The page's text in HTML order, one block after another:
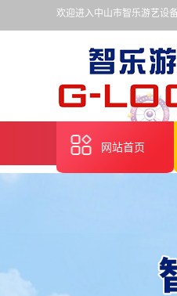
欢迎进入中山市智乐游艺设
网站首页